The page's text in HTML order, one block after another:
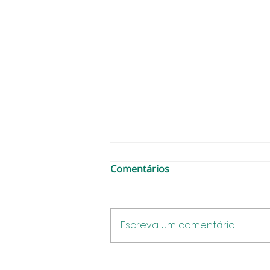
Comentários
Escreva um comentário